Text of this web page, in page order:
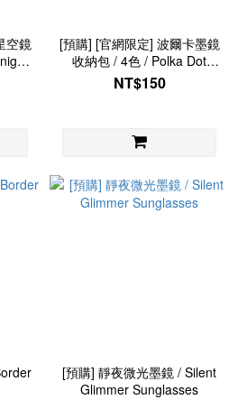
空鏡
[預購] [官網限定] 波爾卡墨鏡
收納包 / 4色 / Polka Dot
Sunglasses Storage Bag
NT$150
[預購] 靜夜微光墨鏡 / Silent
Glimmer Sunglasses